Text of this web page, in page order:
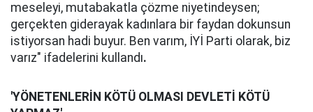
meseleyi, mutabakatla çözme niyetindeysen;
gerçekten giderayak kadınlara bir faydan dokunsun
istiyorsan hadi buyur. Ben varım, İYİ Parti olarak, biz
varız" ifadelerini kullandı.
'YÖNETENLERİN KÖTÜ OLMASI DEVLETİ KÖTÜ